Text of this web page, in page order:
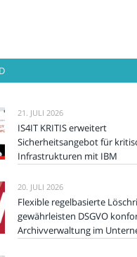
21. JULI 2026
IS4IT KRITIS erweitert
Sicherheitsangebot für
Infrastrukturen mit IBM
20. JULI 2026
Flexible regelbasierte
gewährleisten DSGVO
Archivverwaltung im